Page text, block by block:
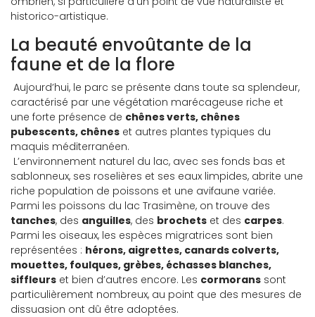
historico-artistique.
La beauté envoûtante de la
faune et de la flore
Aujourd’hui, le parc se présente dans toute sa splendeur,
caractérisé par une végétation marécageuse riche et
une forte présence de chênes verts, chênes
pubescents, chênes et autres plantes typiques du
maquis méditerranéen.
L’environnement naturel du lac, avec ses fonds bas et
sablonneux, ses roselières et ses eaux limpides, abrite une
riche population de poissons et une avifaune variée.
Parmi les poissons du lac Trasimène, on trouve des
tanches, des anguilles, des brochets et des carpes.
Parmi les oiseaux, les espèces migratrices sont bien
représentées : hérons, aigrettes, canards colverts,
mouettes, foulques, grèbes, échasses blanches,
siffleurs et bien d’autres encore. Les cormorans sont
particulièrement nombreux, au point que des mesures de
dissuasion ont dû être adoptées.